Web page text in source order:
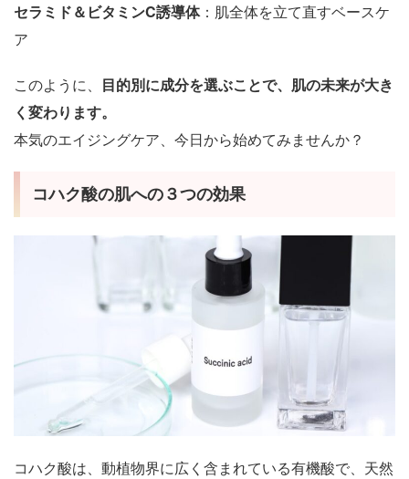
セラミド＆ビタミンC誘導体：肌全体を立て直すベースケ
ア
このように、 目的別に成分を選ぶことで、肌の未来が大き
く変わります。
本気のエイジングケア、今日から始めてみませんか？
コハク酸の肌への３つの効果
コハク酸は、動植物界に広く含まれている有機酸で、天然